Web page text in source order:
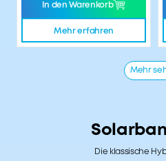
In den Warenkorb
Mehr erfahren
Mehr
Die klassische